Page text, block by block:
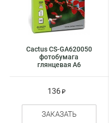
Cactus CS-GA620050
фотобумага
глянцевая А6
136
ЗАКАЗАТЬ